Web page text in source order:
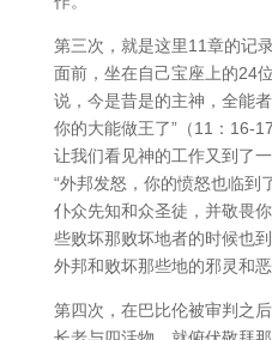
第三次，就是这里11章的记
面前，坐在自己宝座上的24
说，今是昔是的主神，全能
你的大能做王了”（11：16-
让我们看见神的工作又到了
“外邦发怒，你的愤怒也临到
仆众先知和众圣徒，并敬畏
些败坏那败坏地者的时候也
外邦和败坏那些地的邪灵和
第四次，在巴比伦被审判之